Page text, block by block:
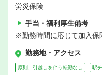
労災保険
手当・福利厚生備考
※勤務時間に応じて加入保
勤務地・アクセス
原則、引越しを伴う転勤なし 駅